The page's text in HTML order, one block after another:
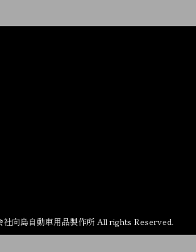
向島自動車用品製作所 All rights Reserved.